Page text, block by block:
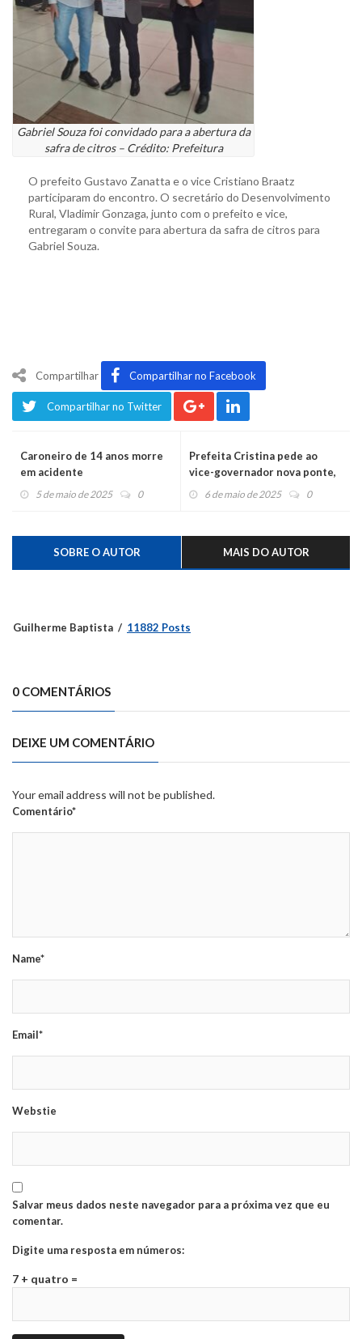
Gabriel Souza foi convidado para a abertura da
safra de citros – Crédito: Prefeitura
O prefeito Gustavo Zanatta e o vice Cristiano Braatz
participaram do encontro. O secretário do Desenvolvimento
Rural, Vladimir Gonzaga, junto com o prefeito e vice,
entregaram o convite para abertura da safra de citros para
Gabriel Souza.
Compartilhar Compartilhar no Facebook
Compartilhar no Twitter
Caroneiro de 14 anos morre
em acidente
5 de maio de 2025 0
Prefeita Cristina pede ao
vice-governador nova ponte,
galerias, recursos ao HM e
6 de maio de 2025 0
SOBRE O AUTOR MAIS DO AUTOR
Guilherme Baptista 11882 Posts
0 COMENTÁRIOS
DEIXE UM COMENTÁRIO
Your email address will not be published.
Comentário*
Name*
Email*
Webstie
Salvar meus dados neste navegador para a próxima vez que eu
comentar.
Digite uma resposta em números:
7 + quatro =